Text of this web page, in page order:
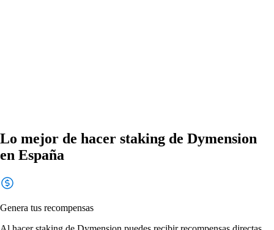
Lo mejor de hacer staking de Dymension
en España
Genera tus recompensas